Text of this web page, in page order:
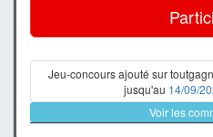
Jeu-concours ajouté sur
jusqu'au 14/09/
Voir les